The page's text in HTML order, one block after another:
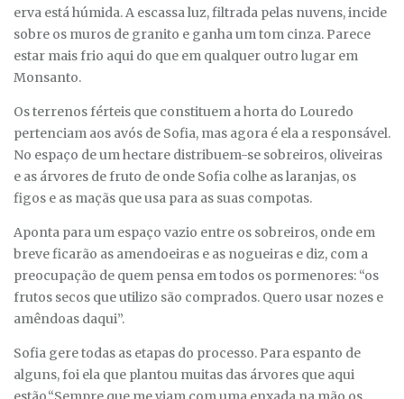
erva está húmida. A escassa luz, filtrada pelas nuvens, incide
sobre os muros de granito e ganha um tom cinza. Parece
estar mais frio aqui do que em qualquer outro lugar em
Monsanto.
Os terrenos férteis que constituem a horta do Louredo
pertenciam aos avós de Sofia, mas agora é ela a responsável.
No espaço de um hectare distribuem-se sobreiros, oliveiras
e as árvores de fruto de onde Sofia colhe as laranjas, os
figos e as maçãs que usa para as suas compotas.
Aponta para um espaço vazio entre os sobreiros, onde em
breve ficarão as amendoeiras e as nogueiras e diz, com a
preocupação de quem pensa em todos os pormenores: “os
frutos secos que utilizo são comprados. Quero usar nozes e
amêndoas daqui”.
Sofia gere todas as etapas do processo. Para espanto de
alguns, foi ela que plantou muitas das árvores que aqui